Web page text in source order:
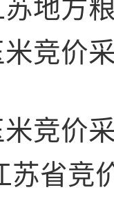
地方
米竞价
竞价
苏省竞